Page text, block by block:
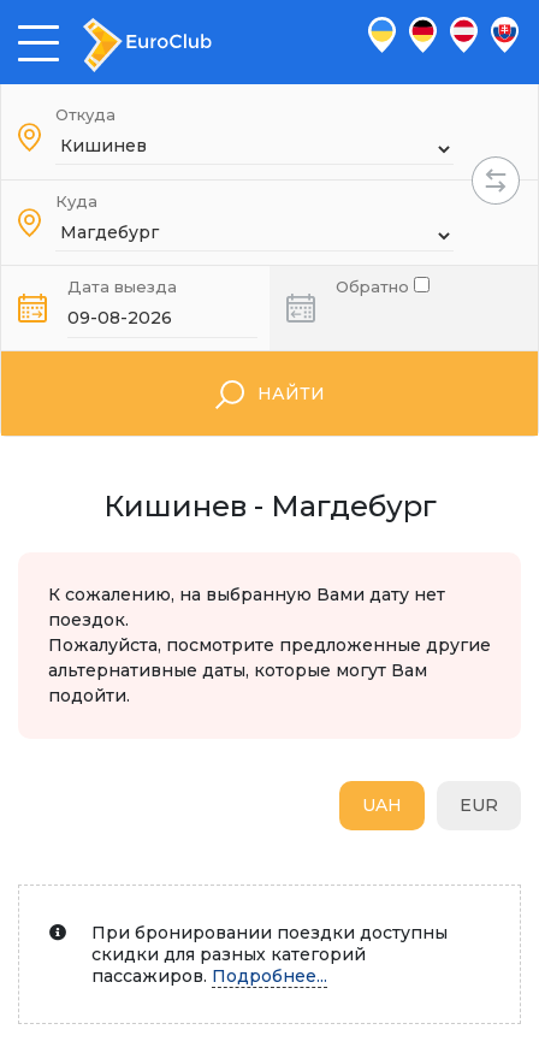
Откуда
Куда
Дата выезда Обратно
НАЙТИ
Кишинев - Магдебург
К сожалению, на выбранную Вами дату нет
поездок.
Пожалуйста, посмотрите предложенные другие
альтернативные даты, которые могут Вам
подойти.
EUR
UAH
При бронировании поездки доступны
скидки для разных категорий
пассажиров. Подробнее...